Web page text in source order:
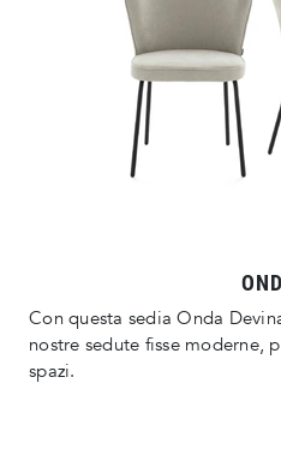
Con questa sedia Onda
nostre sedute fisse moderne,
spazi.